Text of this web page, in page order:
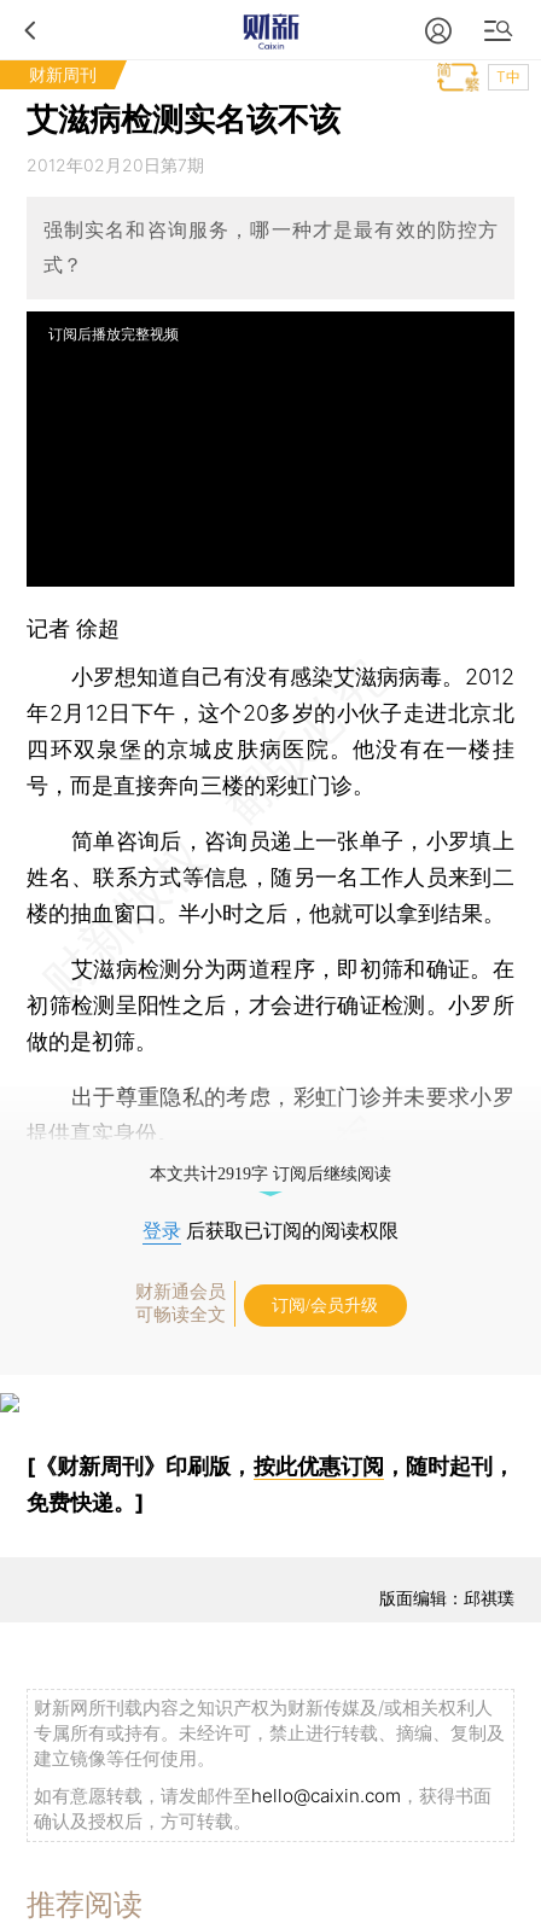
财新周刊 T中
艾滋病检测实名该不该
2012年02月20日第7期
强制实名和咨询服务，哪一种才是最有效的防控方
式？
订阅后播放完整视频
记者 徐超
小罗想知道自己有没有感染艾滋病病毒。2012
年2月12日下午，这个20多岁的小伙子走进北京北
四环双泉堡的京城皮肤病医院。他没有在一楼挂
号，而是直接奔向三楼的彩虹门诊。
简单咨询后，咨询员递上一张单子，小罗填上
姓名、联系方式等信息，随另一名工作人员来到二
楼的抽血窗口。半小时之后，他就可以拿到结果。
艾滋病检测分为两道程序，即初筛和确证。在
初筛检测呈阳性之后，才会进行确证检测。小罗所
做的是初筛。
出于尊重隐私的考虑，彩虹门诊并未要求小罗
提供真实身份。
本文共计2919字 订阅后继续阅读
登录 后获取已订阅的阅读权限
财新通会员
可畅读全文
订阅/会员升级
[《财新周刊》印刷版， 按此优惠订阅 ，随时起刊，
免费快递。]
版面编辑：邱祺璞
财新网所刊载内容之知识产权为财新传媒及/或相关权利人
专属所有或持有。未经许可，禁止进行转载、摘编、复制及
建立镜像等任何使用。
如有意愿转载，请发邮件至hello@caixin.com ，获得书面
确认及授权后，方可转载。
推荐阅读